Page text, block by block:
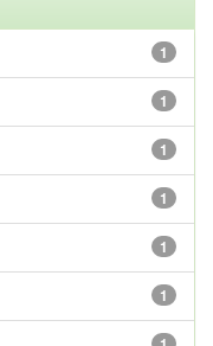
1
1
1
1
1
1